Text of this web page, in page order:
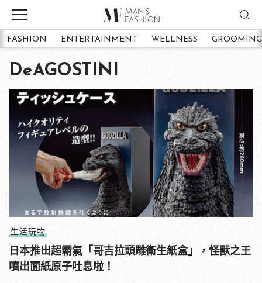
FASHION ENTERTAINMENT WELLNESS GROOMING
DeAGOSTINI
生活玩物
日本推出超霸氣「哥吉拉頭雕衛生紙盒」，怪獸之王
噴出面紙原子吐息啦！